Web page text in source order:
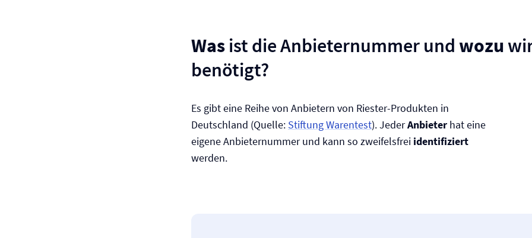
Was ist die Anbieternummer und wozu
benötigt?
Es gibt eine Reihe von Anbietern von Riester-Produkten in
Deutschland (Quelle: Stiftung Warentest). JederAnbieter hat eine
eigene Anbieternummer und kann so zweifelsfrei identifiziert
werden.